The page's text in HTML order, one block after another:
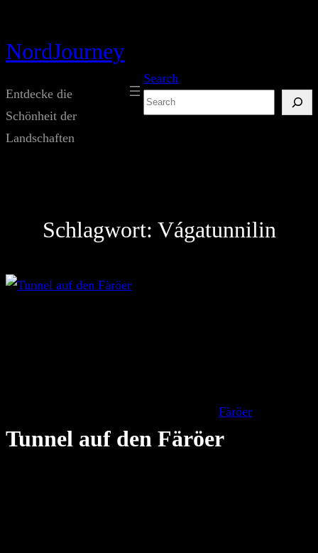
springen
NordJourney
Entdecke die
Schönheit der
Landschaften
Search
Suchen
Schlagwort: Vágatunnilin
Färöer
Tunnel auf den Färöer